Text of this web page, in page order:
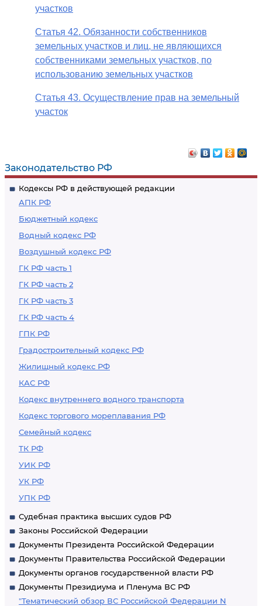
Законодательство РФ
Кодексы РФ в действующей редакции
АПК РФ
Бюджетный кодекс
Водный кодекс РФ
Воздушный кодекс РФ
ГК РФ часть 1
ГК РФ часть 2
ГК РФ часть 3
ГК РФ часть 4
ГПК РФ
Градостроительный кодекс РФ
Жилищный кодекс РФ
КАС РФ
Кодекс внутреннего водного транспорта
Кодекс торгового мореплавания РФ
Семейный кодекс
ТК РФ
УИК РФ
УК РФ
УПК РФ
Судебная практика высших судов РФ
Законы Российской Федерации
Документы Президента Российской Федерации
Документы Правительства Российской Федерации
Документы органов государственной власти РФ
Документы Президиума и Пленума ВС РФ
"Тематический обзор ВС Российской Федерации N
участков
Статья 42. Обязанности собственников
земельных участков и лиц, не являющихся
собственниками земельных участков, по
использованию земельных участков
Статья 43. Осуществление прав на земельный
участок